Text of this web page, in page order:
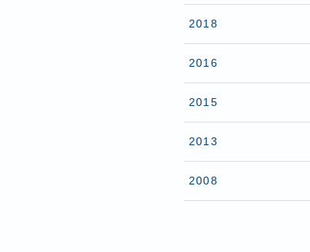
2018
2016
2015
2013
2008